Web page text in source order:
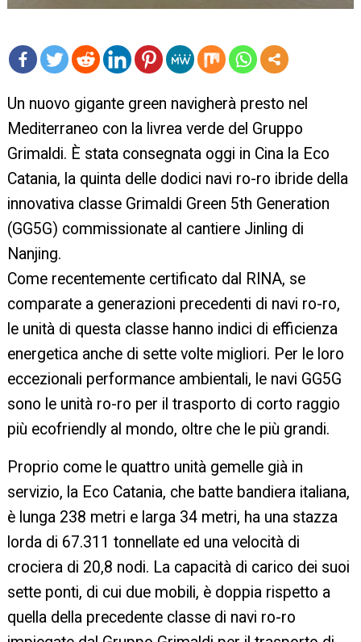
re
Un nuovo gigante green navigherà presto nel
Mediterraneo con la livrea verde del Gruppo
Grimaldi. È stata consegnata oggi in Cina la Eco
Catania, la quinta delle dodici navi ro-ro ibride della
innovativa classe Grimaldi Green 5th Generation
(GG5G) commissionate al cantiere Jinling di
Nanjing.
Come recentemente certificato dal RINA, se
comparate a generazioni precedenti di navi ro-ro,
le unità di questa classe hanno indici di efficienza
energetica anche di sette volte migliori. Per le loro
eccezionali performance ambientali, le navi GG5G
sono le unità ro-ro per il trasporto di corto raggio
più ecofriendly al mondo, oltre che le più grandi.
Proprio come le quattro unità gemelle già in
servizio, la Eco Catania, che batte bandiera italiana,
è lunga 238 metri e larga 34 metri, ha una stazza
lorda di 67.311 tonnellate ed una velocità di
crociera di 20,8 nodi. La capacità di carico dei suoi
sette ponti, di cui due mobili, è doppia rispetto a
quella della precedente classe di navi ro-ro